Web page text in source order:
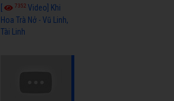
7352Video] Khi
Hoa Trà Nở - Vũ Linh,
Tài Linh